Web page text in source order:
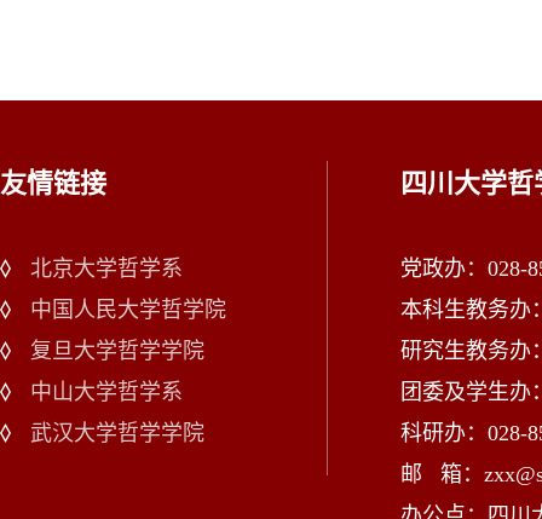
友情链接
北京大学哲学系
中国人民大学哲学院
复旦大学哲学学院
中山大学哲学系
武汉大学哲学学院
四川大学哲
党政办：028-
本科生教务办
研究生教务办
团委及学生办
科研办：028-
邮 箱：